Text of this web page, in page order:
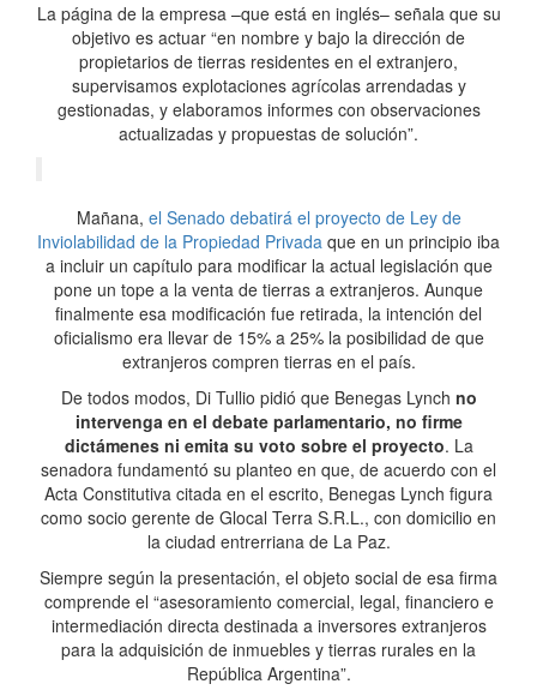
La página de la empresa –que está en inglés– señala que su
objetivo es actuar “en nombre y bajo la dirección de
propietarios de tierras residentes en el extranjero,
supervisamos explotaciones agrícolas arrendadas y
gestionadas, y elaboramos informes con observaciones
actualizadas y propuestas de solución”.
Mañana, el Senado debatirá el proyecto de Ley de
Inviolabilidad de la Propiedad Privada que en un principio iba
a incluir un capítulo para modificar la actual legislación que
pone un tope a la venta de tierras a extranjeros. Aunque
finalmente esa modificación fue retirada, la intención del
oficialismo era llevar de 15% a 25% la posibilidad de que
extranjeros compren tierras en el país.
De todos modos, Di Tullio pidió que Benegas Lynch no
intervenga en el debate parlamentario, no firme
dictámenes ni emita su voto sobre el proyecto. La
senadora fundamentó su planteo en que, de acuerdo con el
Acta Constitutiva citada en el escrito, Benegas Lynch figura
como socio gerente de Glocal Terra S.R.L., con domicilio en
la ciudad entrerriana de La Paz.
Siempre según la presentación, el objeto social de esa firma
comprende el “asesoramiento comercial, legal, financiero e
intermediación directa destinada a inversores extranjeros
para la adquisición de inmuebles y tierras rurales en la
República Argentina”.